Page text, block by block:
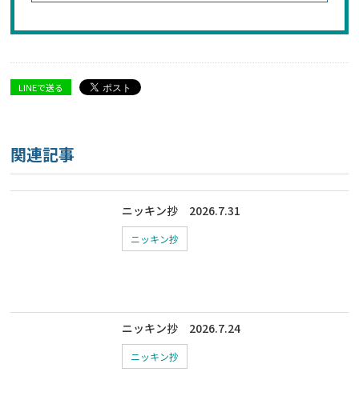
LINEで送る
関連記事
ニッキン抄 2026.7.31
ニッキン抄
ニッキン抄 2026.7.24
ニッキン抄